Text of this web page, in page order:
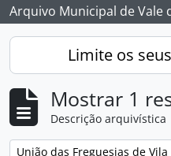
Arquivo Municipal de Vale
Limite os
Mostrar 1
Descrição arquivística
Remover filtro: